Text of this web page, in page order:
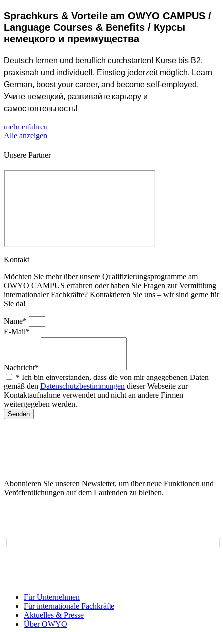
Sprachkurs & Vorteile am OWYO CAMPUS /
Language Courses & Benefits / Курсы
немецкого и преимущества
Deutsch lernen und beruflich durchstarten! Kurse bis B2,
praxisnah und individuell. Einstieg jederzeit möglich. Learn
German, boost your career, and become self-employed.
Учите немецкий, развивайте карьеру и
самостоятельность!
mehr erfahren
Alle anzeigen
Unsere Partner
Kontakt
Möchten Sie mehr über unsere Qualifizierungsprogramme am
OWYO CAMPUS erfahren oder haben Sie Fragen zur Vermittlung
internationaler Fachkräfte? Kontaktieren Sie uns – wir sind gerne für
Sie da!
Name*
E-Mail*
Nachricht*
* Ich bin einverstanden, dass die von mir angegebenen Daten
gemäß den Datenschutzbestimmungen dieser Webseite zur
Kontaktaufnahme verwendet und nicht an andere Firmen
weitergegeben werden.
Senden
Abonnieren Sie unseren Newsletter, um über neue Funktionen und
Veröffentlichungen auf dem Laufenden zu bleiben.
Für Unternehmen
Für internationale Fachkräfte
Aktuelles & Presse
Über OWYO